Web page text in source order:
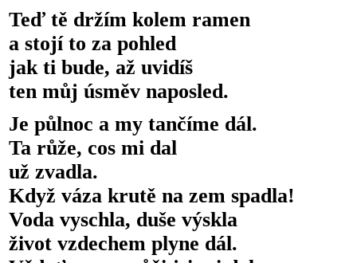
Teď tě držím kolem ramen
a stojí to za pohled
jak ti bude, až uvidíš
ten můj úsměv naposled.
Je půlnoc a my tančíme dál.
Ta růže, cos mi dal
už zvadla.
Když váza krutě na zem spadla!
Voda vyschla, duše výskla
život vzdechem plyne dál.